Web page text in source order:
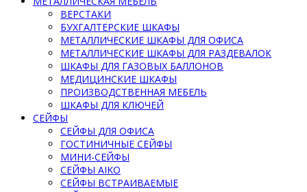
ВЕРСТАКИ
БУХГАЛТЕРСКИЕ ШКАФЫ
МЕТАЛЛИЧЕСКИЕ ШКАФЫ ДЛЯ ОФИСА
МЕТАЛЛИЧЕСКИЕ ШКАФЫ ДЛЯ РАЗДЕВАЛОК
ШКАФЫ ДЛЯ ГАЗОВЫХ БАЛЛОНОВ
МЕДИЦИНСКИЕ ШКАФЫ
ПРОИЗВОДСТВЕННАЯ МЕБЕЛЬ
ШКАФЫ ДЛЯ КЛЮЧЕЙ
СЕЙФЫ
СЕЙФЫ ДЛЯ ОФИСА
ГОСТИНИЧНЫЕ СЕЙФЫ
МИНИ-СЕЙФЫ
СЕЙФЫ AIKO
СЕЙФЫ ВСТРАИВАЕМЫЕ